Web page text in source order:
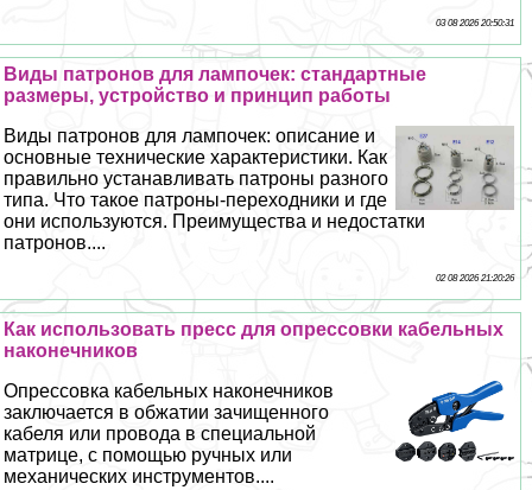
03 08 2026 20:50:31
Виды патронов для лампочек: стандартные
размеры, устройство и принцип работы
Виды патронов для лампочек: описание и
основные технические хаpaктеристики. Как
правильно устанавливать патроны разного
типа. Что такое патроны-переходники и где
они используются. Преимущества и недостатки
патронов....
02 08 2026 21:20:26
Как использовать пресс для опрессовки кабельных
наконечников
Опрессовка кабельных наконечников
заключается в обжатии зачищенного
кабеля или провода в специальной
матрице, с помощью ручных или
механических инструментов....